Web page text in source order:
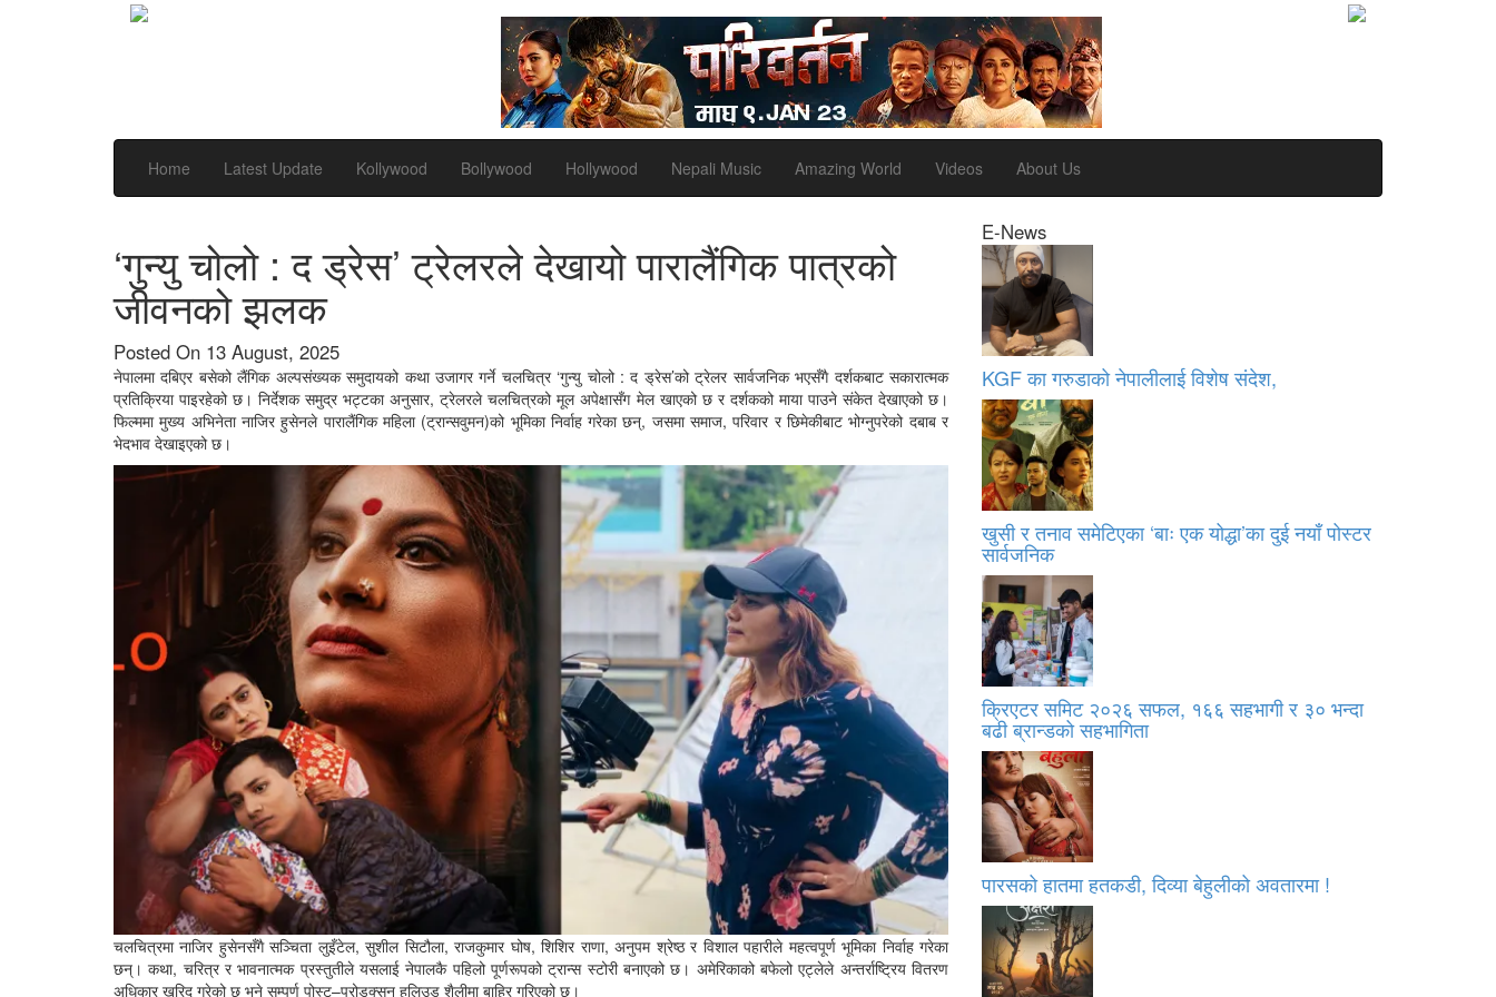
Home Latest Update Kollywood Bollywood Hollywood Nepali Music Amazing World Videos About Us
‘गुन्यु चोलो : द ड्रेस’ ट्रेलरले देखायो पारालैंगिक पात्रको
जीवनको झलक
Posted On 13 August, 2025
नेपालमा दबिएर बसेको लैंगिक अल्पसंख्यक समुदायको कथा उजागर गर्ने चलचित्र ‘गुन्यु चोलो : द ड्रेस’को ट्रेलर सार्वजनिक भएसँगै दर्शकबाट सकारात्मक
प्रतिक्रिया पाइरहेको छ। निर्देशक समुद्र भट्टका अनुसार, ट्रेलरले चलचित्रको मूल अपेक्षासँग मेल खाएको छ र दर्शकको माया पाउने संकेत देखाएको छ।
फिल्ममा मुख्य अभिनेता नाजिर हुसेनले पारालैंगिक महिला (ट्रान्सवुमन)को भूमिका निर्वाह गरेका छन्, जसमा समाज, परिवार र छिमेकीबाट भोग्नुपरेको दबाब र
भेदभाव देखाइएको छ।
चलचित्रमा नाजिर हुसेनसँगै सञ्चिता लुइँटेल, सुशील सिटौला, राजकुमार घोष, शिशिर राणा, अनुपम श्रेष्ठ र विशाल पहारीले महत्वपूर्ण भूमिका निर्वाह गरेका
छन्। कथा, चरित्र र भावनात्मक प्रस्तुतीले यसलाई नेपालकै पहिलो पूर्णरूपको ट्रान्स स्टोरी बनाएको छ। अमेरिकाको बफेलो एट्लेले अन्तर्राष्ट्रिय वितरण
अधिकार खरिद गरेको छ भने सम्पूर्ण पोस्ट–प्रोडक्सन हलिउड शैलीमा बाहिर गरिएको छ।
E-News
KGF का गरुडाको नेपालीलाई विशेष संदेश,
खुसी र तनाव समेटिएका ‘बाः एक योद्धा’का दुई नयाँ पोस्टर
सार्वजनिक
क्रिएटर समिट २०२६ सफल, १६६ सहभागी र ३० भन्दा
बढी ब्रान्डको सहभागिता
पारसको हातमा हतकडी, दिव्या बेहुलीको अवतारमा !